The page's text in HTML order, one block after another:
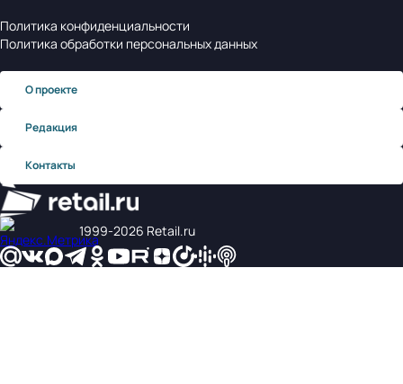
Политика конфиденциальности
Политика обработки персональных данных
О проекте
Редакция
Контакты
1999‑2026 Retail.ru